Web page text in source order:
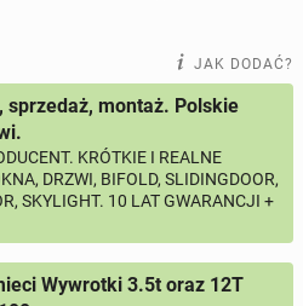
JAK DODAĆ?
sprzedaż, montaż. Polskie
KRÓTKIE I REALNE
DRZWI, BIFOLD, SLIDINGDOOR,
SKYLIGHT. 10 LAT GWARANCJI +
Wywrotki 3.5t oraz 12T